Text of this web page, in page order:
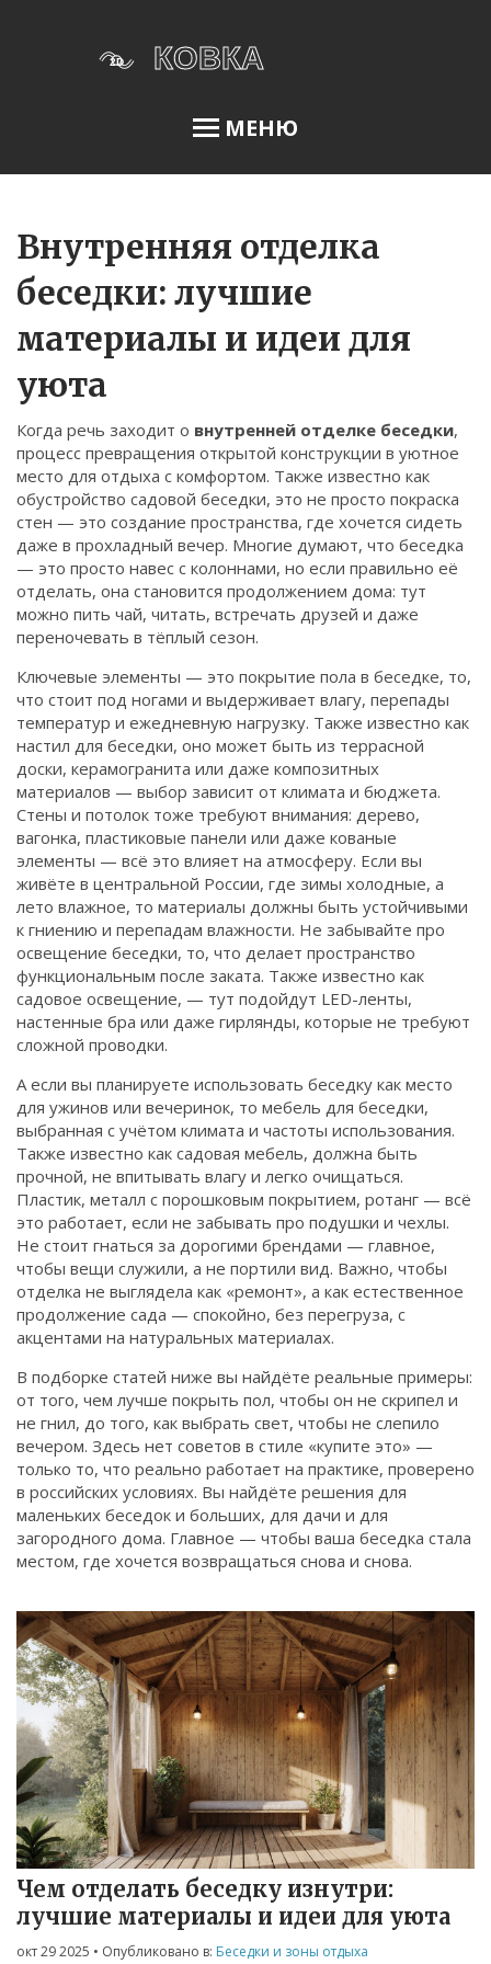
МЕНЮ
Меню
О нас
Условия использования
Политика конфиденциальности
ФЗ-152
Связаться
© 2026. Все права защищены.
Внутренняя отделка
беседки: лучшие
материалы и идеи для
уюта
Когда речь заходит о внутренней отделке беседки,
процесс превращения открытой конструкции в уютное
место для отдыха с комфортом. Также известно как
обустройство садовой беседки, это не просто покраска
стен — это создание пространства, где хочется сидеть
даже в прохладный вечер. Многие думают, что беседка
— это просто навес с колоннами, но если правильно её
отделать, она становится продолжением дома: тут
можно пить чай, читать, встречать друзей и даже
переночевать в тёплый сезон.
Ключевые элементы — это покрытие пола в беседке, то,
что стоит под ногами и выдерживает влагу, перепады
температур и ежедневную нагрузку. Также известно как
настил для беседки, оно может быть из террасной
доски, керамогранита или даже композитных
материалов — выбор зависит от климата и бюджета.
Стены и потолок тоже требуют внимания: дерево,
вагонка, пластиковые панели или даже кованые
элементы — всё это влияет на атмосферу. Если вы
живёте в центральной России, где зимы холодные, а
лето влажное, то материалы должны быть устойчивыми
к гниению и перепадам влажности. Не забывайте про
освещение беседки, то, что делает пространство
функциональным после заката. Также известно как
садовое освещение, — тут подойдут LED-ленты,
настенные бра или даже гирлянды, которые не требуют
сложной проводки.
А если вы планируете использовать беседку как место
для ужинов или вечеринок, то мебель для беседки,
выбранная с учётом климата и частоты использования.
Также известно как садовая мебель, должна быть
прочной, не впитывать влагу и легко очищаться.
Пластик, металл с порошковым покрытием, ротанг — всё
это работает, если не забывать про подушки и чехлы.
Не стоит гнаться за дорогими брендами — главное,
чтобы вещи служили, а не портили вид. Важно, чтобы
отделка не выглядела как «ремонт», а как естественное
продолжение сада — спокойно, без перегруза, с
акцентами на натуральных материалах.
В подборке статей ниже вы найдёте реальные примеры:
от того, чем лучше покрыть пол, чтобы он не скрипел и
не гнил, до того, как выбрать свет, чтобы не слепило
вечером. Здесь нет советов в стиле «купите это» —
только то, что реально работает на практике, проверено
в российских условиях. Вы найдёте решения для
маленьких беседок и больших, для дачи и для
загородного дома. Главное — чтобы ваша беседка стала
местом, где хочется возвращаться снова и снова.
Чем отделать беседку изнутри:
лучшие материалы и идеи для уюта
окт 29 2025 • Опубликовано в: Беседки и зоны отдыха